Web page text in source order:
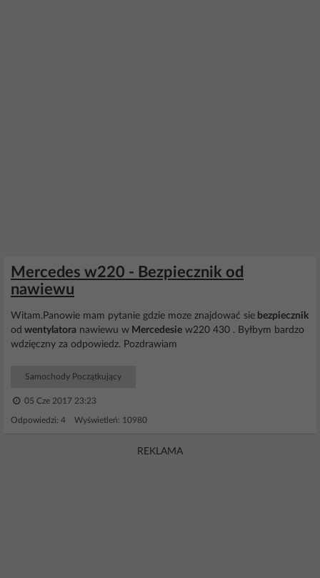
Mercedes w220 - Bezpiecznik od
nawiewu
Witam.Panowie mam pytanie gdzie moze znajdować sie bezpiecznik
od wentylatora nawiewu w Mercedesie w220 430 . Byłbym bardzo
wdzięczny za odpowiedz. Pozdrawiam
Samochody Początkujący
05 Cze 2017 23:23
Odpowiedzi: 4 Wyświetleń: 10980
REKLAMA